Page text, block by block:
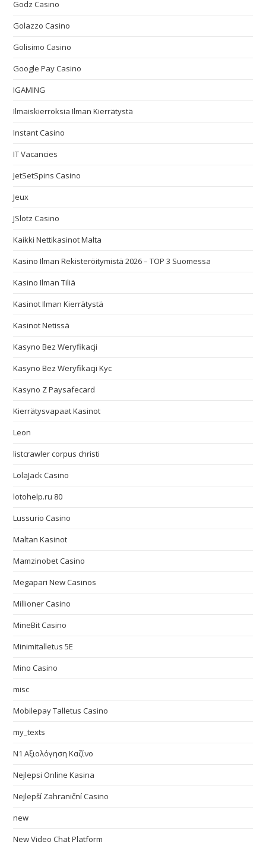
Godz Casino
Golazzo Casino
Golisimo Casino
Google Pay Casino
IGAMING
Ilmaiskierroksia Ilman Kierrätystä
Instant Casino
IT Vacancies
JetSetSpins Casino
Jeux
JSlotz Casino
Kaikki Nettikasinot Malta
Kasino Ilman Rekisteröitymistä 2026 – TOP 3 Suomessa
Kasino Ilman Tiliä
Kasinot Ilman Kierrätystä
Kasinot Netissä
Kasyno Bez Weryfikacji
Kasyno Bez Weryfikacji Kyc
Kasyno Z Paysafecard
Kierrätysvapaat Kasinot
Leon
listcrawler corpus christi
LolaJack Casino
lotohelp.ru 80
Lussurio Casino
Maltan Kasinot
Mamzinobet Casino
Megapari New Casinos
Millioner Casino
MineBit Casino
Minimitalletus 5E
Mino Casino
misc
Mobilepay Talletus Casino
my_texts
N1 Αξιολόγηση Καζίνο
Nejlepsi Online Kasina
Nejlepší Zahraniční Casino
new
New Video Chat Platform